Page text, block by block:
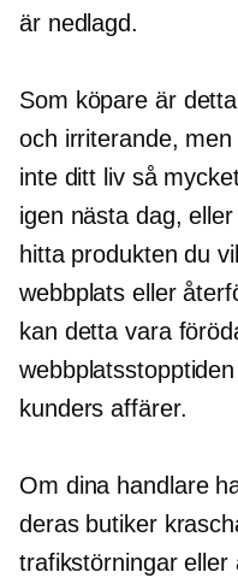
är nedlagd.
Som köpare är
och irriterande,
inte ditt liv så
igen nästa dag,
hitta produkten du
webbplats eller
kan detta vara
kunders affärer.
Om dina handlare
deras butiker
trafikstörningar eller